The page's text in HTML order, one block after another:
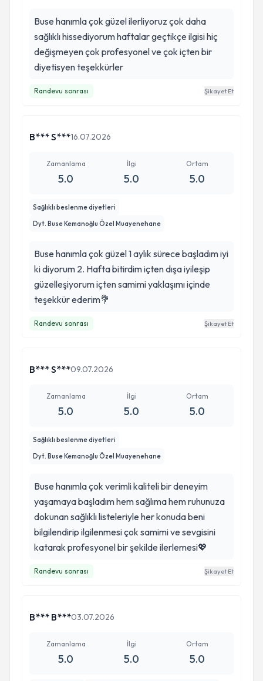
Buse hanımla çok güzel ilerliyoruz çok daha
sağlıklı hissediyorum haftalar geçtikçe ilgisi hiç
değişmeyen çok profesyonel ve çok içten bir
diyetisyen teşekkürler
Randevu sonrası Şikayet Et
B*** S***16.07.2026
Zamanlama
5.0
İlgi
5.0
Ortam
5.0
Sağlıklı beslenme diyetleri
Dyt. Buse Kemanoğlu Özel Muayenehane
Buse hanımla çok güzel 1 aylık sürece başladım iyi
ki diyorum 2. Hafta bitirdim içten dışa iyileşip
güzelleşiyorum içten samimi yaklaşımı içinde
teşekkür ederim💐
Randevu sonrası Şikayet Et
B*** S***09.07.2026
Zamanlama
5.0
İlgi
5.0
Ortam
5.0
Sağlıklı beslenme diyetleri
Dyt. Buse Kemanoğlu Özel Muayenehane
Buse hanımla çok verimli kaliteli bir deneyim
yaşamaya başladım hem sağlıma hem ruhunuza
dokunan sağlıklı listeleriyle her konuda beni
bilgilendirip ilgilenmesi çok samimi ve sevgisini
katarak profesyonel bir şekilde ilerlemesi💖
Randevu sonrası Şikayet Et
B*** B***03.07.2026
Zamanlama
5.0
İlgi
5.0
Ortam
5.0